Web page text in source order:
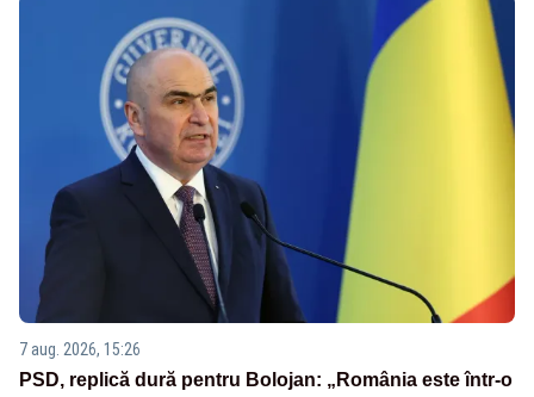
7 aug. 2026, 15:26
PSD, replică dură pentru Bolojan: „România este într-o